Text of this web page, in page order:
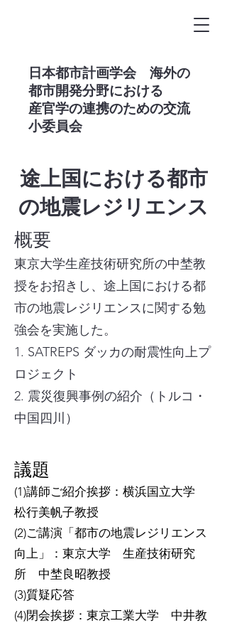
​日本都市計画学会 海外の
都市開発分野における
産官学の連携のための交流
小委員会
途上国における都市
の地震レジリエンス
概要
東京大学生産技術研究所の中埜教
授をお招きし、途上国における都
市の地震レジリエンスに関する勉
強会を実施した。
1. SATREPS ダッカの耐震性向上プ
ロジェクト
2. 震災復興事例の紹介（トルコ・
中国四川​）
​議題
(1)講師ご紹介挨拶：横浜国立大学
松行美帆子教授
(2)ご講演「都市の地震レジリエンス
向上」：東京大学 生産技術研究
所 中埜良昭教授
(3)質疑応答
(4)閉会挨拶：東京工業大学 中井教